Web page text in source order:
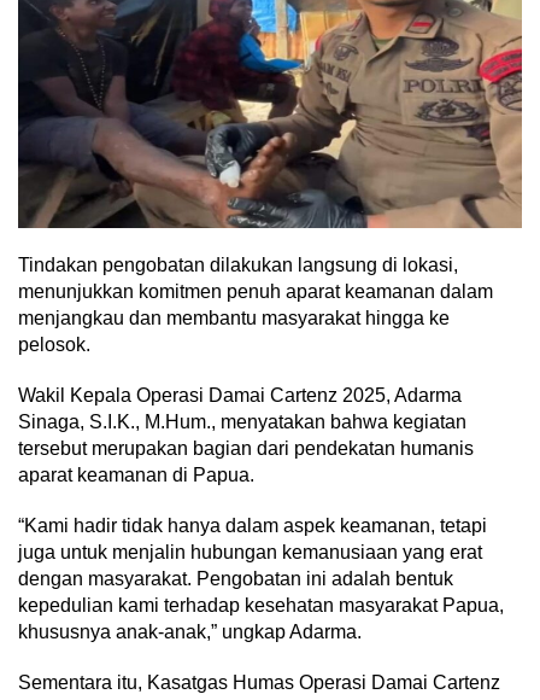
Tindakan pengobatan dilakukan langsung di lokasi,
menunjukkan komitmen penuh aparat keamanan dalam
menjangkau dan membantu masyarakat hingga ke
pelosok.
Wakil Kepala Operasi Damai Cartenz 2025, Adarma
Sinaga, S.I.K., M.Hum., menyatakan bahwa kegiatan
tersebut merupakan bagian dari pendekatan humanis
aparat keamanan di Papua.
“Kami hadir tidak hanya dalam aspek keamanan, tetapi
juga untuk menjalin hubungan kemanusiaan yang erat
dengan masyarakat. Pengobatan ini adalah bentuk
kepedulian kami terhadap kesehatan masyarakat Papua,
khususnya anak-anak,” ungkap Adarma.
Sementara itu, Kasatgas Humas Operasi Damai Cartenz